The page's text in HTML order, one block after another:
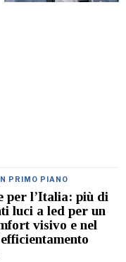
PRIMO PIANO
per l’Italia: più di
luci a led per un
visivo e nel